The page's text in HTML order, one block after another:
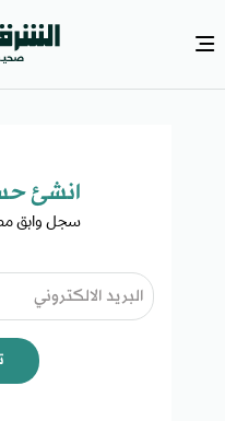
انشئ
سجل وابق